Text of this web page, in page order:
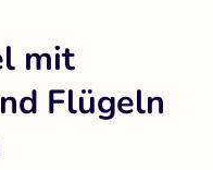
mit
Flügeln